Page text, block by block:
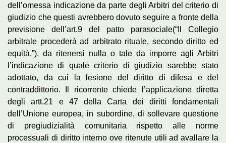
dell’omessa indicazione da parte degli Arbitri del criterio di
giudizio che questi avrebbero dovuto seguire a fronte della
previsione dell’art.9 del patto parasociale(“Il Collegio
arbitrale procederà ad arbitrato rituale, secondo diritto ed
equità.”), da ritenersi nulla o tale da imporre agli Arbitri
l’indicazione di quale criterio di giudizio sarebbe stato
adottato, da cui la lesione del diritto di difesa e del
contraddittorio. Il ricorrente chiede l’applicazione diretta
degli artt.21 e 47 della Carta dei diritti fondamentali
dell’Unione europea, in subordine, di sollevare questione
di pregiudizialità comunitaria rispetto alle norme
processuali di diritto interno ove ritenute utili ad avallare la